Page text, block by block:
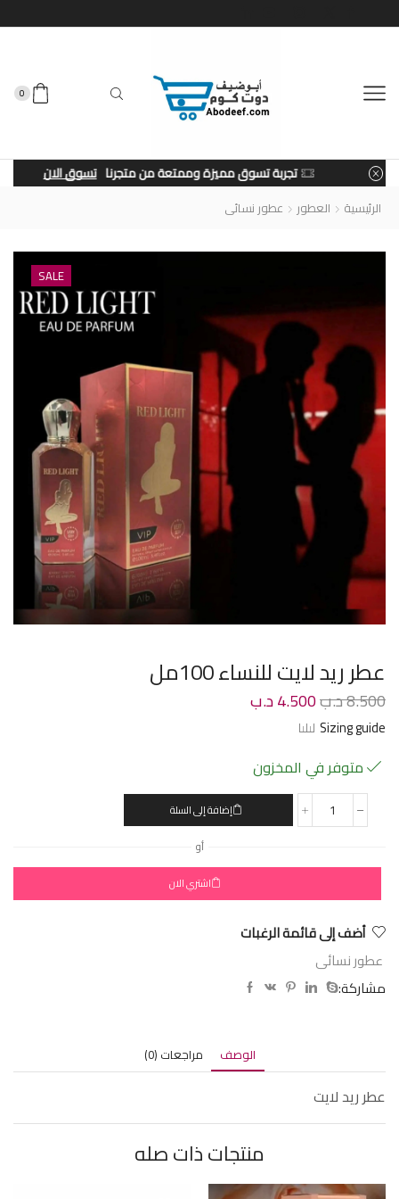
0
تجربة تسوق مميزة وممتعة من متجرنا تسوق الان
الرئيسية العطور عطور نسائى
SALE
عطر ريد لايت للنساء 100مل
8.500د.ب4.500د.ب
Sizing guide
متوفر في المخزون
إضافة إلى السلة
أو
اشتري الان
أضف إلى قائمة الرغبات
عطور نسائى
مشاركة:
الوصف مراجعات (0)
عطر ريد لايت
منتجات ذات صله